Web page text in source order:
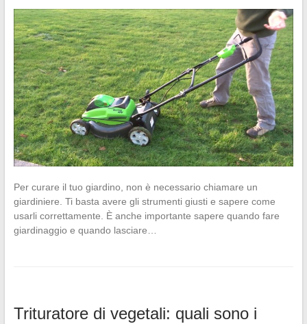
Per curare il tuo giardino, non è necessario chiamare un
giardiniere. Ti basta avere gli strumenti giusti e sapere come
usarli correttamente. È anche importante sapere quando fare
giardinaggio e quando lasciare…
Trituratore di vegetali: quali sono i